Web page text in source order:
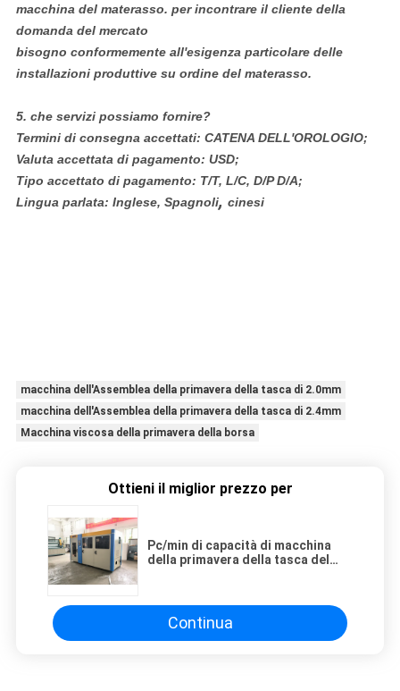
macchina del materasso. per incontrare il cliente della
domanda del mercato
bisogno conformemente all'esigenza particolare delle
installazioni produttive su ordine del materasso.
5. che servizi possiamo fornire?
Termini di consegna accettati: CATENA DELL'OROLOGIO;
Valuta accettata di pagamento: USD;
Tipo accettato di pagamento: T/T, L/C, D/P D/A;
Lingua parlata: Inglese, Spagnoli, cinesi
macchina dell'Assemblea della primavera della tasca di 2.0mm
macchina dell'Assemblea della primavera della tasca di 2.4mm
Macchina viscosa della primavera della borsa
Ottieni il miglior prezzo per
Pc/min di capacità di macchina
della primavera della tasca del
Continua